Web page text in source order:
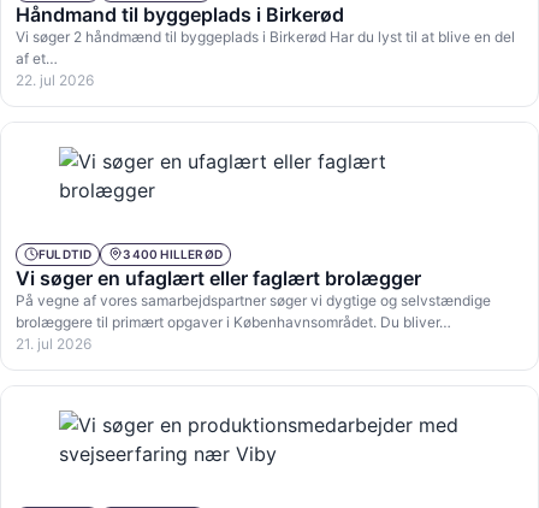
Håndmand til byggeplads i Birkerød
Vi søger 2 håndmænd til byggeplads i Birkerød Har du lyst til at blive en del
af et…
22. jul 2026
FULDTID 3400 HILLERØD
Vi søger en ufaglært eller faglært brolægger
På vegne af vores samarbejdspartner søger vi dygtige og selvstændige
brolæggere til primært opgaver i Københavnsområdet. Du bliver…
21. jul 2026